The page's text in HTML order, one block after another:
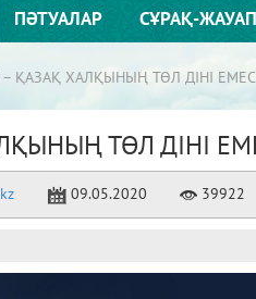
ПӘТУАЛАР СҰРАҚ-ЖАУАП
– ҚАЗАҚ ХАЛҚЫНЫҢ ТӨЛ ДІНІ ЕМЕС
ТӨЛ ДІНІ
09.05.2020 39922